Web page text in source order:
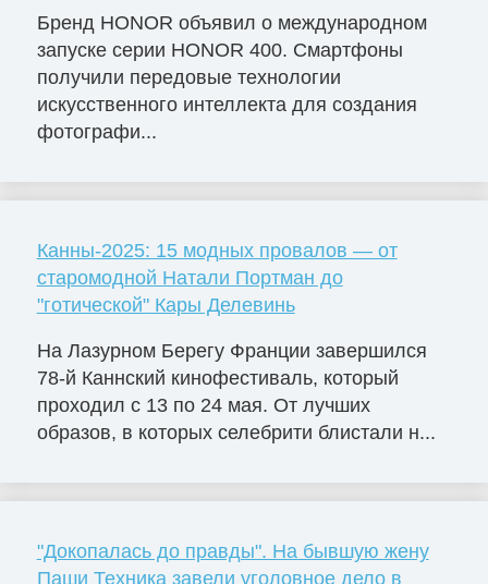
Бренд HONOR объявил о международном
запуске серии HONOR 400. Смартфоны
получили передовые технологии
искусственного интеллекта для создания
фотографи...
Канны-2025: 15 модных провалов — от
старомодной Натали Портман до
"готической" Кары Делевинь
На Лазурном Берегу Франции завершился
78-й Каннский кинофестиваль, который
проходил с 13 по 24 мая. От лучших
образов, в которых селебрити блистали н...
"Докопалась до правды". На бывшую жену
Паши Техника завели уголовное дело в